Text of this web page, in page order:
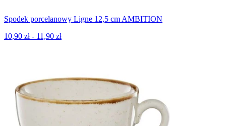
Spodek porcelanowy Ligne 12,5 cm AMBITION
10,90 zł - 11,90 zł